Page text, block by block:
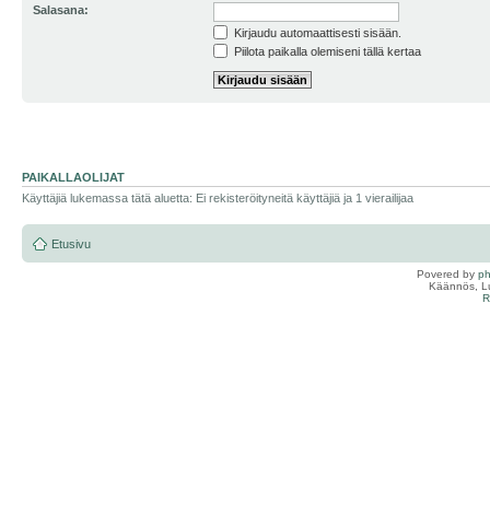
Salasana:
Kirjaudu automaattisesti sisään.
Piilota paikalla olemiseni tällä kertaa
PAIKALLAOLIJAT
Käyttäjiä lukemassa tätä aluetta: Ei rekisteröityneitä käyttäjiä ja 1 vierailijaa
Etusivu
Povered by
Käännös,